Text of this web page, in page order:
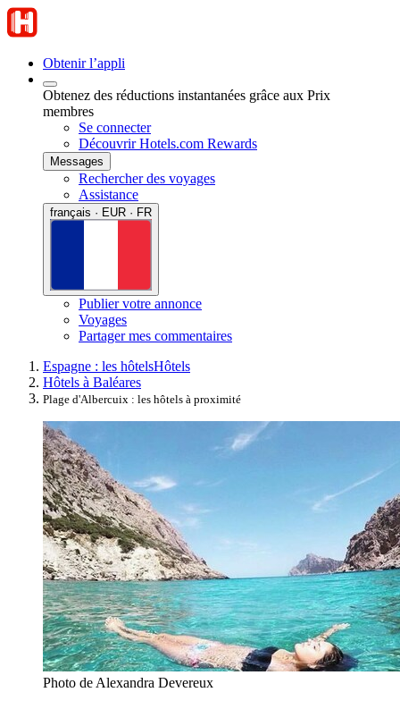
Obtenir l’appli
Obtenez des réductions instantanées grâce aux Prix
membres
Se connecter
Découvrir Hotels.com Rewards
Messages
Rechercher des voyages
Assistance
français · EUR · FR
Publier votre annonce
Voyages
Partager mes commentaires
Espagne : les hôtelsHôtels
Hôtels à Baléares
Plage d'Albercuix : les hôtels à proximité
Photo de Alexandra Devereux